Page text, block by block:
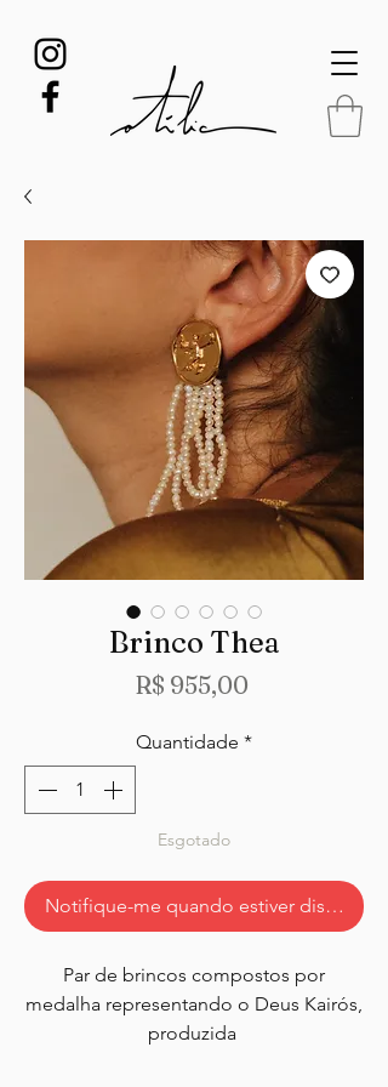
Brinco Thea
R$ 955,00Preço
Quantidade *
Esgotado
Notifique-me quando estiver disponível
Par de brincos compostos por
medalha representando o Deus Kairós,
produzida